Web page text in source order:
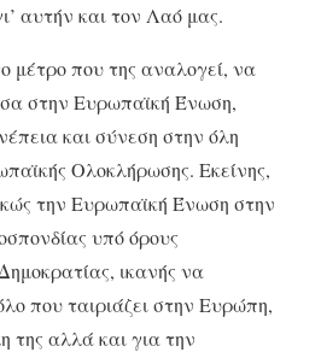
αυτήν και τον Λαό μας.
μέτρο που της αναλογεί, να
στην Ευρωπαϊκή Ένωση,
και σύνεση στην όλη
Ολοκλήρωσης. Εκείνης,
την Ευρωπαϊκή Ένωση στην
υπό όρους
ικανής να
που ταιριάζει στην Ευρώπη,
της αλλά και για την